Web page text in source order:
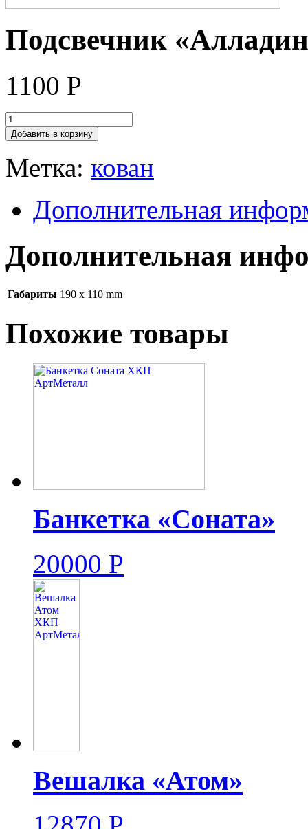
Подсвечник
1100 Р
Добавить в корзину
Метка: кован
Дополнительная
Дополнительная
Габариты 190 x 110 mm
Похожие товары
Банкетка «Соната»
20000 Р
Вешалка «Атом»